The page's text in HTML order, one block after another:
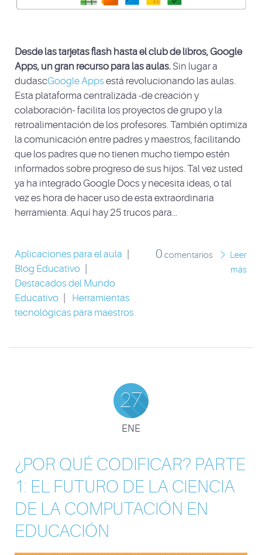
Desde las tarjetas flash hasta el club de libros, Google
Apps, un gran recurso para las aulas. Sin lugar a
dudascGoogle Apps está revolucionando las aulas.
Esta plataforma centralizada -de creación y
colaboración- facilita los proyectos de grupo y la
retroalimentación de los profesores. También optimiza
la comunicación entre padres y maestros, facilitando
que los padres que no tienen mucho tiempo estén
informados sobre progreso de sus hijos. Tal vez usted
ya ha integrado Google Docs y necesita ideas, o tal
vez es hora de hacer uso de esta extraordinaria
herramienta. Aquí hay 25 trucos para...
Aplicaciones para el aula
Blog Educativo
Destacados del Mundo
Educativo
Herramientas
tecnológicas para maestros
0 comentarios
Leer
más
27
ENE
¿POR QUÉ CODIFICAR? PARTE
1: EL FUTURO DE LA CIENCIA
DE LA COMPUTACIÓN EN
EDUCACIÓN